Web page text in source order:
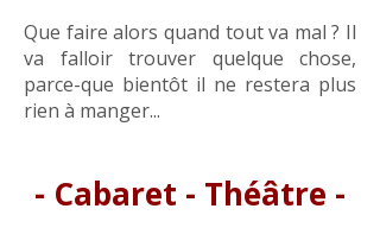
Que faire alors quand tout va mal ? Il
va falloir trouver quelque chose,
parce-que bientôt il ne restera plus
rien à manger...
- Cabaret - Théâtre -